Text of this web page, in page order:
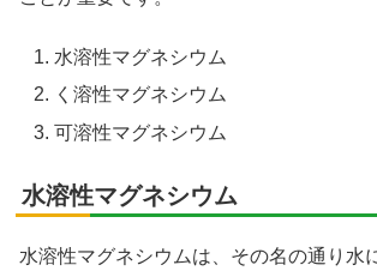
水溶性マグネシウム
く溶性マグネシウム
可溶性マグネシウム
水溶性マグネシウム
水溶性マグネシウムは、その名の通り水